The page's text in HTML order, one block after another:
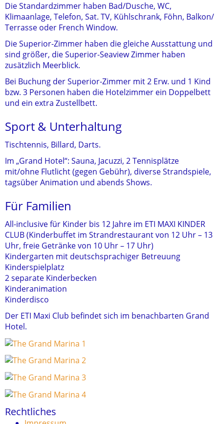
Die Standardzimmer haben Bad/Dusche, WC,
Klimaanlage, Telefon, Sat. TV, Kühlschrank, Föhn, Balkon/
Terrasse oder French Window.
Die Superior-Zimmer haben die gleiche Ausstattung und
sind größer, die Superior-Seaview Zimmer haben
zusätzlich Meerblick.
Bei Buchung der Superior-Zimmer mit 2 Erw. und 1 Kind
bzw. 3 Personen haben die Hotelzimmer ein Doppelbett
und ein extra Zustellbett.
Sport & Unterhaltung
Tischtennis, Billard, Darts.
Im „Grand Hotel“: Sauna, Jacuzzi, 2 Tennisplätze
mit/ohne Flutlicht (gegen Gebühr), diverse Strandspiele,
tagsüber Animation und abends Shows.
Für Familien
All-inclusive für Kinder bis 12 Jahre im ETI MAXI KINDER
CLUB (Kinderbuffet im Strandrestaurant von 12 Uhr – 13
Uhr, freie Getränke von 10 Uhr – 17 Uhr)
Kindergarten mit deutschsprachiger Betreuung
Kinderspielplatz
2 separate Kinderbecken
Kinderanimation
Kinderdisco
Der ETI Maxi Club befindet sich im benachbarten Grand
Hotel.
Rechtliches